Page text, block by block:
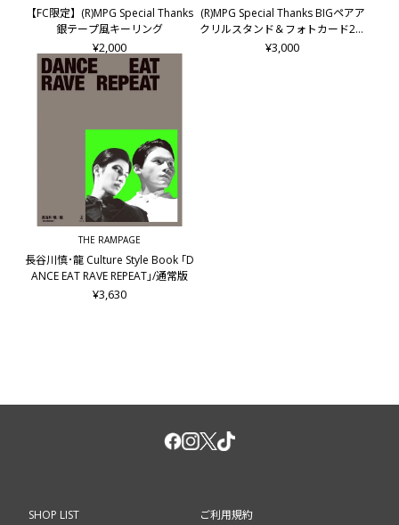
【FC限定】(R)MPG Special Thanks
銀テープ風キーリング
¥2,000
(R)MPG Special Thanks BIGペアア
クリルスタンド＆フォトカード2枚
セット/龍&後藤拓磨
¥3,000
THE RAMPAGE
長谷川慎･龍 Culture Style Book ｢D
ANCE EAT RAVE REPEAT｣/通常版
¥3,630
SHOP LIST
ご利用規約